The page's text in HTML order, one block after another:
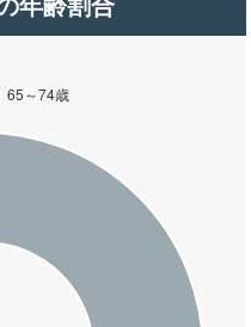
年齢割合